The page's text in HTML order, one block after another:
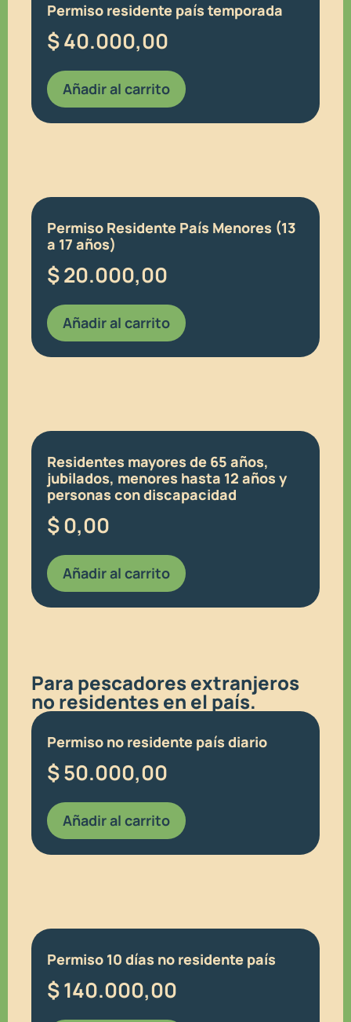
Permiso residente país temporada
$40.000,00
Añadir al carrito
Permiso Residente País Menores (13
a 17 años)
$20.000,00
Añadir al carrito
Residentes mayores de 65 años,
jubilados, menores hasta 12 años y
personas con discapacidad
$0,00
Añadir al carrito
Para pescadores extranjeros
no residentes en el país.
Permiso no residente país diario
$50.000,00
Añadir al carrito
Permiso 10 días no residente país
$140.000,00